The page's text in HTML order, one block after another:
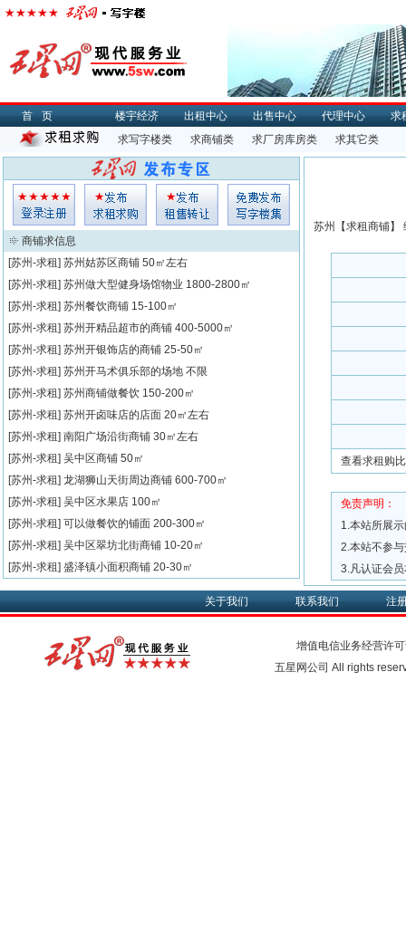
首页 楼宇经济 出租中心 出售中心 代理中心
求
求写字楼类
求商铺类 求厂房库房类 求其它类
苏州【求租商铺】
查看求租购
免责声明：
1.本站所展
2.本站不参
3.凡认证会
商铺求信息
[苏州-求租] 苏州姑苏区商铺 50㎡左右
[苏州-求租] 苏州做大型健身场馆物业 1800-2800㎡
[苏州-求租] 苏州餐饮商铺 15-100㎡
[苏州-求租] 苏州开精品超市的商铺 400-5000㎡
[苏州-求租] 苏州开银饰店的商铺 25-50㎡
[苏州-求租] 苏州开马术俱乐部的场地 不限
[苏州-求租] 苏州商铺做餐饮 150-200㎡
[苏州-求租] 苏州开卤味店的店面 20㎡左右
[苏州-求租] 南阳广场沿街商铺 30㎡左右
[苏州-求租] 吴中区商铺 50㎡
[苏州-求租] 龙湖狮山天街周边商铺 600-700㎡
[苏州-求租] 吴中区水果店 100㎡
[苏州-求租] 可以做餐饮的铺面 200-300㎡
[苏州-求租] 吴中区翠坊北街商铺 10-20㎡
[苏州-求租] 盛泽镇小面积商铺 20-30㎡
关于我们 联系我们 注
增值电信业务经营许
五星网公司 All rights